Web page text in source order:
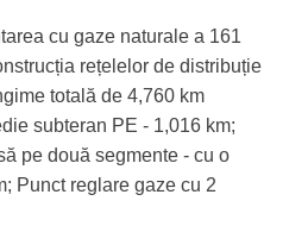
cu gaze naturale а 161
rețelelor de distribuție
totală de 4,760 km
subteran РЕ - 1,016 km;
ре două segmente - cu о
Punct rеglаrе gaze cu 2